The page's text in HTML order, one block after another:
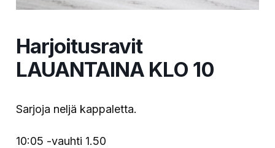
Harjoitusravit
LAUANTAINA KLO 10
Sarjoja neljä kappaletta.
10:05 -vauhti 1.50